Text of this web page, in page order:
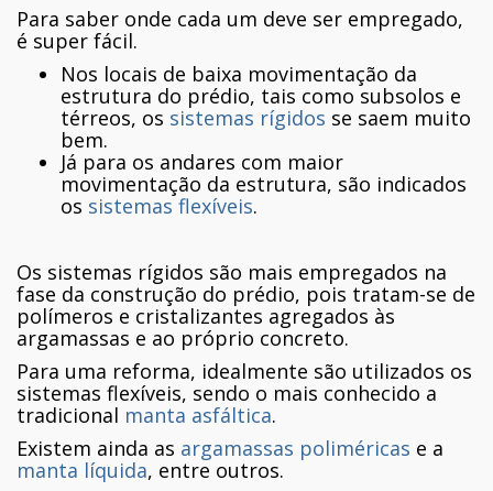
Para saber onde cada um deve ser empregado,
é super fácil.
Nos locais de baixa movimentação da
estrutura do prédio, tais como subsolos e
térreos, os sistemas rígidos se saem muito
bem.
Já para os andares com maior
movimentação da estrutura, são indicados
os sistemas flexíveis.
Os sistemas rígidos são mais empregados na
fase da construção do prédio, pois tratam-se de
polímeros e cristalizantes agregados às
argamassas e ao próprio concreto.
Para uma reforma, idealmente são utilizados os
sistemas flexíveis, sendo o mais conhecido a
tradicional manta asfáltica.
Existem ainda as argamassas poliméricas e a
manta líquida, entre outros.